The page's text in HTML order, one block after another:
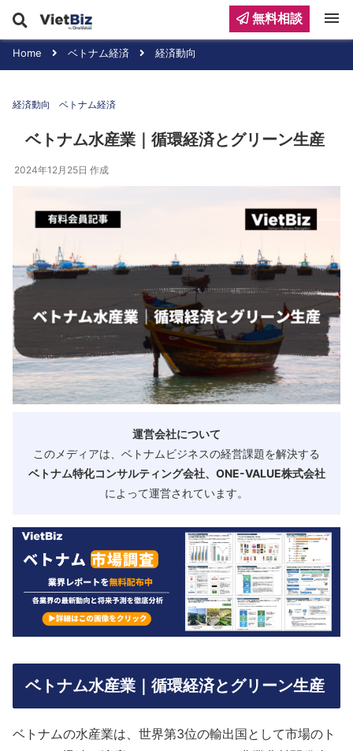
Home ベトナム経済 経済動向
経済動向 ベトナム経済
ベトナム水産業｜循環経済とグリーン生産
2024年12月25日 作成
運営会社について
このメディアは、ベトナムビジネスの経営課題を解決する
ベトナム特化コンサルティング会社、ONE-VALUE株式会社
によって運営されています。
ベトナム水産業｜循環経済とグリーン生産
ベトナムの水産業は、世界第3位の輸出国として市場のト
無料相談 menu